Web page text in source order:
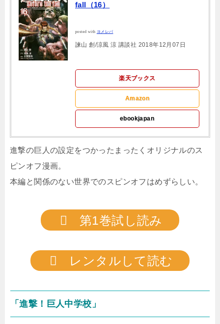
fall（16）
posted with ヨメレバ
諫山 創/涼風 涼 講談社 2018年12月07日
楽天ブックス
Amazon
ebookjapan
進撃の巨人の設定をつかったまったくオリジナルのス
ピンオフ漫画。
本編と関係のない世界でのスピンオフはめずらしい。
第1巻試し読み
レンタルして読む
「進撃！巨人中学校」